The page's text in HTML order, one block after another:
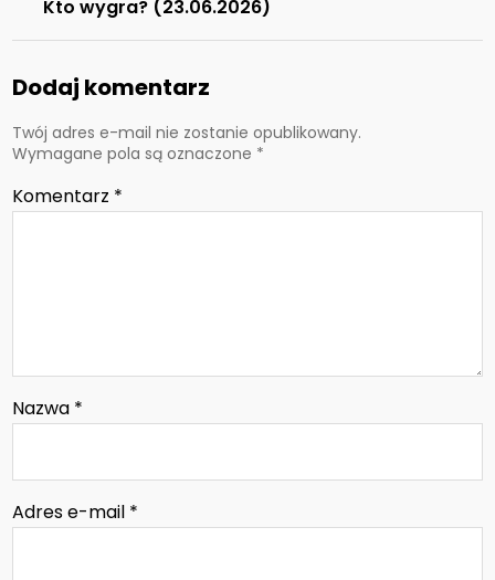
Kto wygra? (23.06.2026)
Dodaj komentarz
Twój adres e-mail nie zostanie opublikowany.
Wymagane pola są oznaczone *
Komentarz *
Nazwa *
Adres e-mail *